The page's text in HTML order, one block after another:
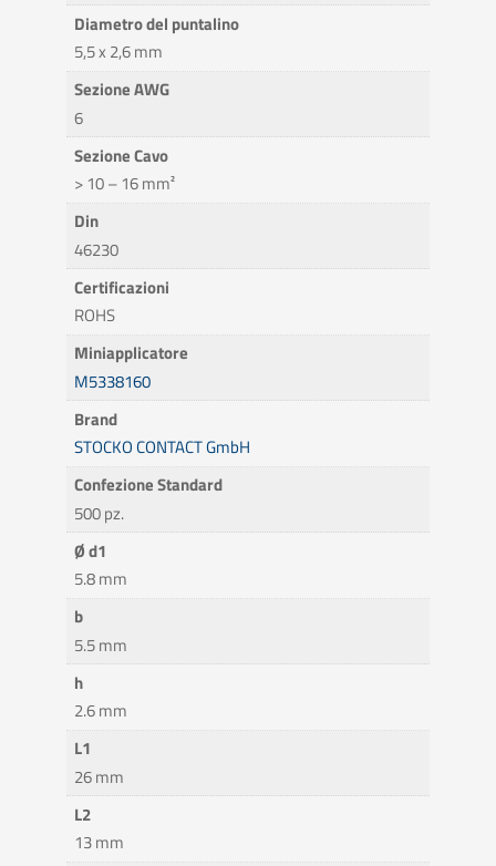
Diametro del puntalino
5,5 x 2,6 mm
Sezione AWG
6
Sezione Cavo
> 10 – 16 mm²
Din
46230
Certificazioni
ROHS
Miniapplicatore
M5338160
Brand
STOCKO CONTACT GmbH
Confezione Standard
500 pz.
Ø d1
5.8 mm
b
5.5 mm
h
2.6 mm
L1
26 mm
L2
13 mm